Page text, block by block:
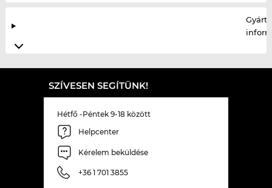
SZÍVESEN SEGÍTÜNK!
Hétfő -Péntek 9-18 között
Helpcenter
Kérelem beküldése
+36 1 701 3855